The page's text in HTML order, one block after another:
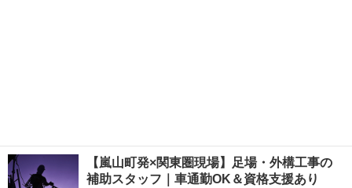
【嵐山町発×関東圏現場】足場・外構工事の
補助スタッフ｜車通勤OK＆資格支援あり